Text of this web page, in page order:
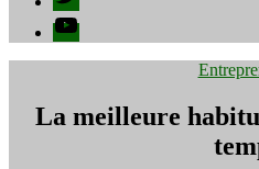
YouTube
La meilleure